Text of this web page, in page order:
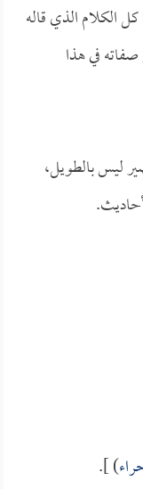
الكلام الذي قاله
في هذا
ليس بالطويل،
) ].